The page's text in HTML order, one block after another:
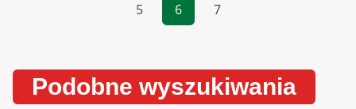
5
6 7
Podobne wyszukiwania